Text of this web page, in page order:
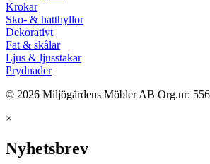
Krokar
Sko- & hatthyllor
Dekorativt
Fat & skålar
Ljus & ljusstakar
Prydnader
© 2026 Miljögårdens Möbler AB Org.nr:
×
Nyhetsbrev